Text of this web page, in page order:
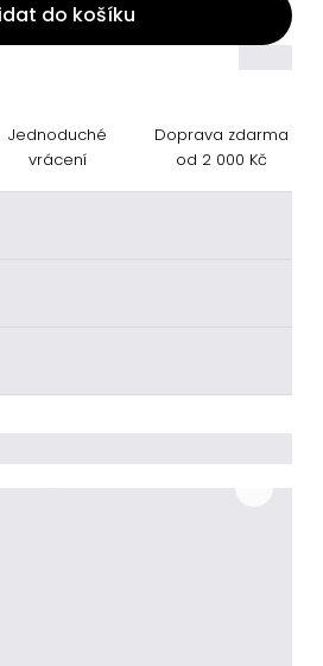
do košíku
Jednoduché
vrácení
Doprava zdarma
od 2 000 Kč